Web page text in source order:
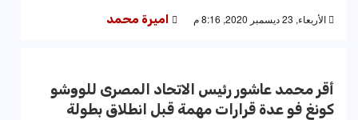
الأربعاء, 23 ديسمبر 2020, 8:16 م اميرة محمد
أقر محمد عاشور رئيس الاتحاد المصرى للووشو
كونغ فو عدة قرارات مهمة قبل انطلاق بطولة